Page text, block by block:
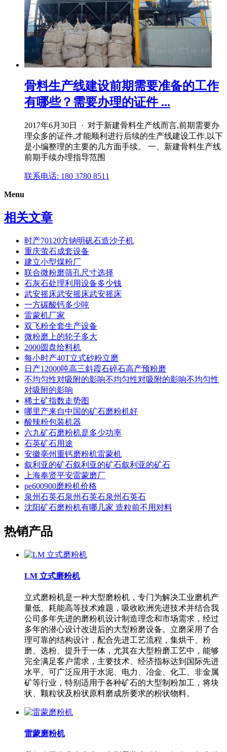
骨料生产线建设前期需要准备的工作
有哪些？需要办理的证件 ...
2017年6月30日 · 对于新建骨料生产线而言,前期需要办
理众多的证件,才能顺利进行后续的生产线建设工作,以下
是小编整理的主要的几方面手续。 一、新建骨料生产线
前期手续办理指导范围
联系电话: 180 3780 8511
Menu
相关文章
时产70120方钠明矾石造沙子机
重庆萤石 成套设备
建立小型煤粉厂
联合微粉磨筛孔尺寸选择
石灰石处理利用设备多少钱
武安摇床武安摇床武安摇床
一方碳酸钙多少吨
雷蒙机厂家
双飞粉全套生产设备
微粉磨上的轮子多大
2000圆盘给料机
每小时产40T立式砂粉立磨
日产12000吨高三斜霞石碎石高产预粉磨
不均匀性对吸附的影响不均匀性对吸附的影响不均匀性
对吸附的影响
稀土矿指数走势图
哪里产来自中国的矿石磨粉机好
酸辣粉包装机器
六九矿石磨粉机是多少功率
石英矿石用途
安徽亳州重钙磨粉机雷蒙机
叙利亚的矿石叙利亚的矿石叙利亚的矿石
上海奉贤平安雷蒙磨厂
pe600900磨粉机价格
泉州石英石泉州石英石泉州石英石
沈阳矿石磨粉机有哪几家 造粒前不用对料
热销产品
LM 立式磨粉机
立式磨粉机是一种大型磨粉机，专门为解决工业磨机产
量低、耗能高等技术难题，吸收欧洲先进技术并结合我
公司多年先进的磨粉机设计制造理念和市场需求，经过
多年的潜心设计改进后的大型粉磨设备。立磨采用了合
理可靠的结构设计，配合先进工艺流程，集烘干、粉
磨、选粉、提升于一体，尤其在大型粉磨工艺中，能够
完全满足客户需求，主要技术、经济指标达到国际先进
水平。可广泛应用于水泥、电力、冶金、化工、非金属
矿等行业，特别适用于各种矿石的大型制粉加工，将块
状、颗粒状及粉状原料磨成所要求的粉状物料。
雷蒙磨粉机